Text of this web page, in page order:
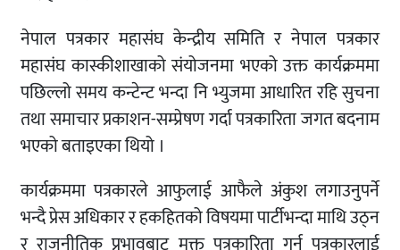
नेपाल पत्रकार महासंघ केन्द्रीय समिति र नेपाल पत्रकार
महासंघ कास्कीशाखाको संयोजनमा भएको उक्त कार्यक्रममा
पछिल्लो समय कन्टेन्ट भन्दा नि भ्युजमा आधारित रहि सुचना
तथा समाचार प्रकाशन-सम्प्रेषण गर्दा पत्रकारिता जगत बदनाम
भएको बताइएका थियो ।
कार्यक्रममा पत्रकारले आफुलाई आफैले अंकुश लगाउनुपर्ने
भन्दै प्रेस अधिकार र हकहितको विषयमा पार्टीभन्दा माथि उठ्न